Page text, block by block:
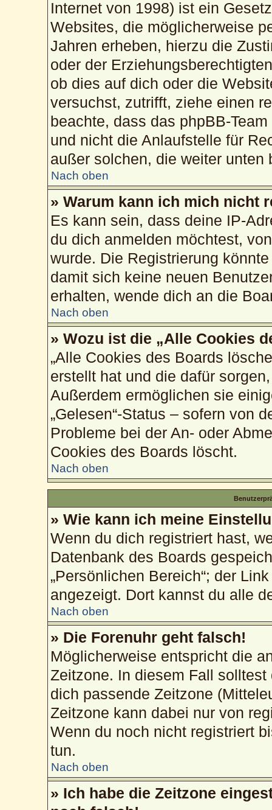
Internet von 1998) ist ein
Websites, die möglicherweise
Jahren erheben, hierzu die
oder der
ob dies auf dich oder die
versuchst, zutrifft, ziehe einen
beachte, dass das phpBB-
und nicht die Anlaufstelle für
außer solchen, die weiter unten
Nach oben
» Warum kann ich mich nicht
Es kann sein, dass deine IP-
du dich anmelden möchtest,
wurde. Die Registrierung
damit sich keine neuen
erhalten, wende dich an die
Nach oben
» Wozu ist die „Alle Cookies
„Alle Cookies des Boards
erstellt hat und die dafür
Außerdem ermöglichen sie
„Gelesen“-Status – sofern von
Probleme bei der An- oder
Cookies des Boards löscht.
Nach oben
» Wie kann ich meine
Wenn du dich registriert hast,
Datenbank des Boards
„Persönlichen Bereich“; der
angezeigt. Dort kannst du alle
Nach oben
» Die Forenuhr geht falsch!
Möglicherweise entspricht die
Zeitzone. In diesem Fall solltest
dich passende Zeitzone
Zeitzone kann dabei nur von
Wenn du noch nicht registriert
tun.
Nach oben
» Ich habe die Zeitzone